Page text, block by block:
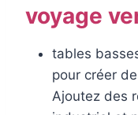
voyage
tables
pour créer
Ajoutez des